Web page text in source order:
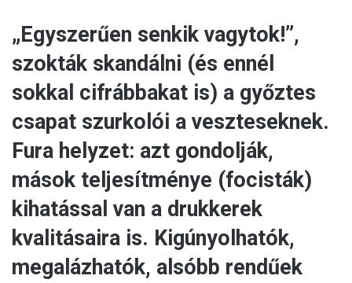
„Egyszerűen senkik vagytok!”,
szokták skandálni (és ennél
sokkal cifrábbakat is) a győztes
csapat szurkolói a veszteseknek.
Fura helyzet: azt gondolják,
mások teljesítménye (focisták)
kihatással van a drukkerek
kvalitásaira is. Kigúnyolhatók,
megalázhatók, alsóbb rendűek